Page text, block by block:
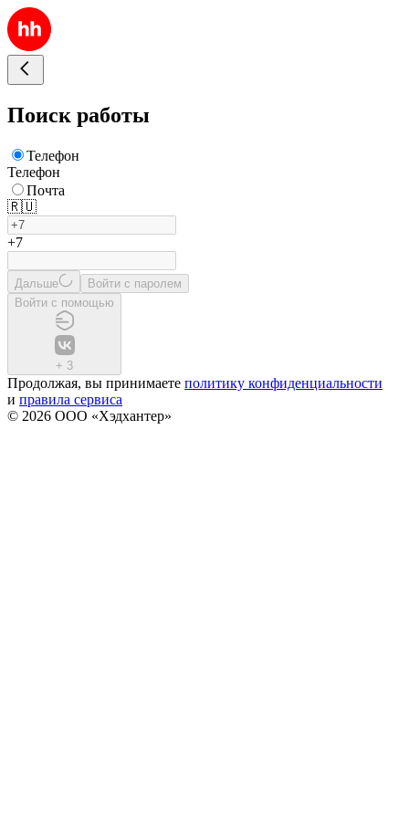
Поиск работы
Телефон
Телефон
Почта
🇷🇺
+7
Дальше
Войти с паролем
Войти с помощью
+ 3
Продолжая, вы принимаете политику конфиденциальности
и правила сервиса
© 2026 ООО «Хэдхантер»